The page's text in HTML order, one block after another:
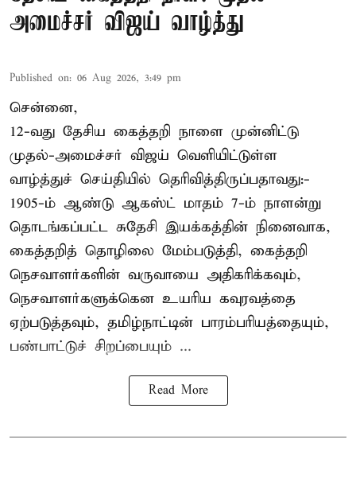
அமைச்சர் விஜய் வாழ்த்து
Published on: 06 Aug 2026, 3:49 pm
சென்னை,
12-வது தேசிய கைத்தறி நாளை முன்னிட்டு
முதல்-அமைச்சர் விஜய் வெளியிட்டுள்ள
வாழ்த்துச் செய்தியில் தெரிவித்திருப்பதாவது:-
1905-ம் ஆண்டு ஆகஸ்ட் மாதம் 7-ம் நாளன்று
தொடங்கப்பட்ட சுதேசி இயக்கத்தின் நினைவாக,
கைத்தறித் தொழிலை மேம்படுத்தி, கைத்தறி
நெசவாளர்களின் வருவாயை அதிகரிக்கவும்,
நெசவாளர்களுக்கென உயரிய கவுரவத்தை
ஏற்படுத்தவும், தமிழ்நாட்டின் பாரம்பரியத்தையும்,
பண்பாட்டுச் சிறப்பையும் ...
Read More